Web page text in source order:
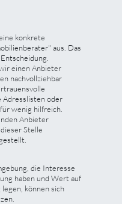
konkrete
aus. Das
einen Anbieter
nachvollziehbar
Adresslisten oder
wenig hilfreich.
Anbieter
Stelle
die Interesse
haben und Wert auf
können sich